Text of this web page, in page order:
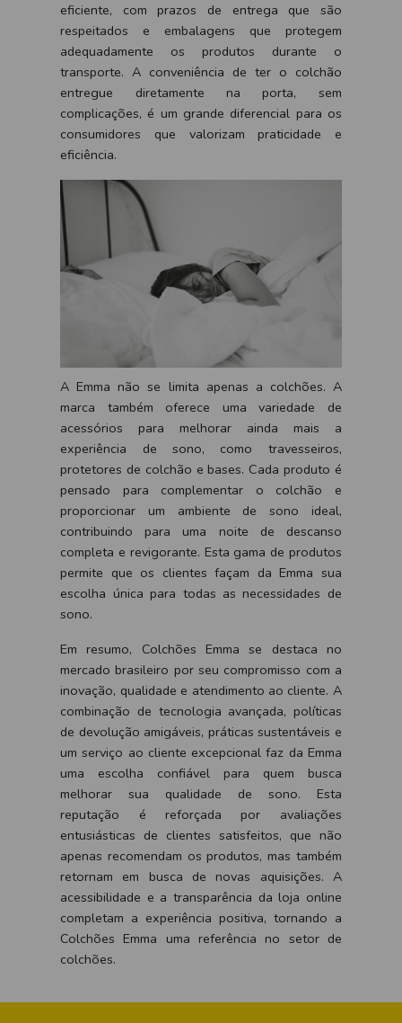
eficiente, com prazos de entrega que são
respeitados e embalagens que protegem
adequadamente os produtos durante o
transporte. A conveniência de ter o colchão
entregue diretamente na porta, sem
complicações, é um grande diferencial para os
consumidores que valorizam praticidade e
eficiência.
A Emma não se limita apenas a colchões. A
marca também oferece uma variedade de
acessórios para melhorar ainda mais a
experiência de sono, como travesseiros,
protetores de colchão e bases. Cada produto é
pensado para complementar o colchão e
proporcionar um ambiente de sono ideal,
contribuindo para uma noite de descanso
completa e revigorante. Esta gama de produtos
permite que os clientes façam da Emma sua
escolha única para todas as necessidades de
sono.
Em resumo, Colchões Emma se destaca no
mercado brasileiro por seu compromisso com a
inovação, qualidade e atendimento ao cliente. A
combinação de tecnologia avançada, políticas
de devolução amigáveis, práticas sustentáveis e
um serviço ao cliente excepcional faz da Emma
uma escolha confiável para quem busca
melhorar sua qualidade de sono. Esta
reputação é reforçada por avaliações
entusiásticas de clientes satisfeitos, que não
apenas recomendam os produtos, mas também
retornam em busca de novas aquisições. A
acessibilidade e a transparência da loja online
completam a experiência positiva, tornando a
Colchões Emma uma referência no setor de
colchões.